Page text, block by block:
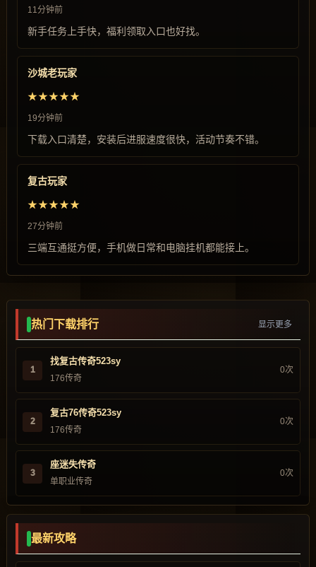
11分钟前
新手任务上手快，福利领取入口也好找。
沙城老玩家
★★★★★
19分钟前
下载入口清楚，安装后进服速度很快，活动节奏不错。
复古玩家
★★★★★
27分钟前
三端互通挺方便，手机做日常和电脑挂机都能接上。
热门下载排行 显示更多
1
找复古传奇523sy
176传奇
0次
2
复古76传奇523sy
176传奇
0次
3
座迷失传奇
单职业传奇
0次
最新攻略